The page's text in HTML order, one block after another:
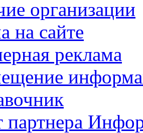
организации
на сайте
реклама
партнера